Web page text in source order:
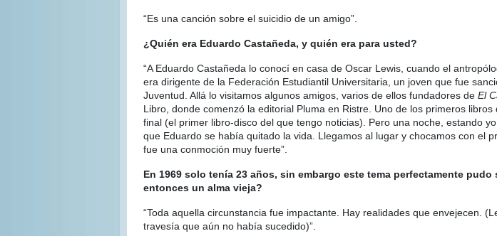
“Es una canción sobre el suicidio de un amigo”.
¿Quién era Eduardo Castañeda, y quién era para usted?
“A Eduardo Castañeda lo conocí en casa de Oscar Lewis, cuando el
era dirigente de la Federación Estudiantil Universitaria, un joven que fue
Juventud. Allá lo visitamos algunos amigos, varios de ellos fundadores de El
Libro, donde comenzó la editorial Pluma en Ristre. Uno de los primeros
final (el primer libro-disco del que tengo noticias). Pero una noche, estando
que Eduardo se había quitado la vida. Llegamos al lugar y chocamos con el
fue una conmoción muy fuerte”.
En 1969 solo tenía 23 años, sin embargo este tema perfectamente
entonces un alma vieja?
“Toda aquella circunstancia fue impactante. Hay realidades que envejecen.
travesía que aún no había sucedido)”.